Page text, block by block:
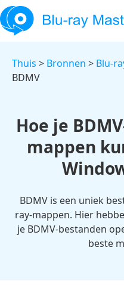
Thuis > Bronnen > Blu-
BDMV
Hoe je
mappen
BDMV is een uniek
ray-mappen. Hier
je BDMV-bestanden
beste